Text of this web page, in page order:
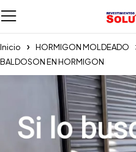
Inicio HORMIGON MOLDEADO
BALDOSON EN HORMIGON